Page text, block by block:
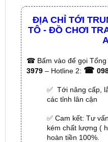
TÔ - ĐỒ CHƠI
☎Bấm vào để gọi
✅ Tới nâng cấp,
các tỉnh lân cận
✅ Cam kết: Tư
kém chất lượng (
✅ Thời gian làm
– 18h (Cả T7 Và